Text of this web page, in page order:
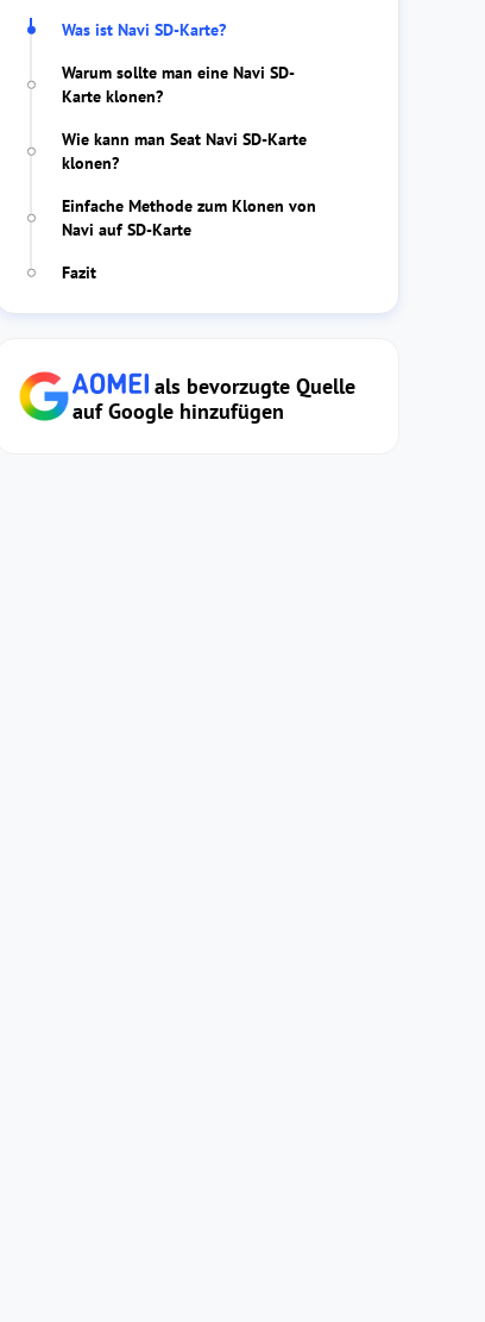
Was ist Navi SD-Karte?
Warum sollte man eine Navi SD-
Karte klonen?
Wie kann man Seat Navi SD-Karte
klonen?
Einfache Methode zum Klonen von
Navi auf SD-Karte
Fazit
als bevorzugte Quelle
auf Google hinzufügen